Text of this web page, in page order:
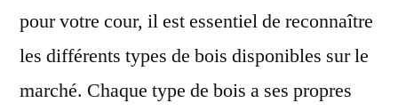
pour votre cour, il est essentiel de reconnaître
les différents types de bois disponibles sur le
marché. Chaque type de bois a ses propres